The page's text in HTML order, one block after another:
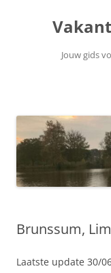
Jouw gids
Brunssum,
Laatste update 30/